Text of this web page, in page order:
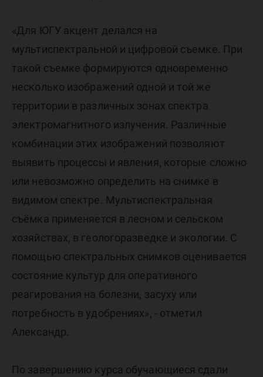
«Для ЮГУ акцент делался на
мультиспектральной и цифровой съемке. При
такой съемке формируются одновременно
несколько изображений одной и той же
территории в различных зонах спектра
электромагнитного излучения. Различные
комбинации этих изображений позволяют
выявить процессы и явления, которые сложно
или невозможно определить на снимке в
видимом спектре. Мультиспектральная
съёмка применяется в лесном и сельском
хозяйствах, в геологоразведке и экологии. С
помощью спектральных снимков оценивается
состояние культур для оперативного
реагирования на болезни, засуху или
потребность в удобрениях», - отметил
Александр.
По завершению курса обучающиеся сдали